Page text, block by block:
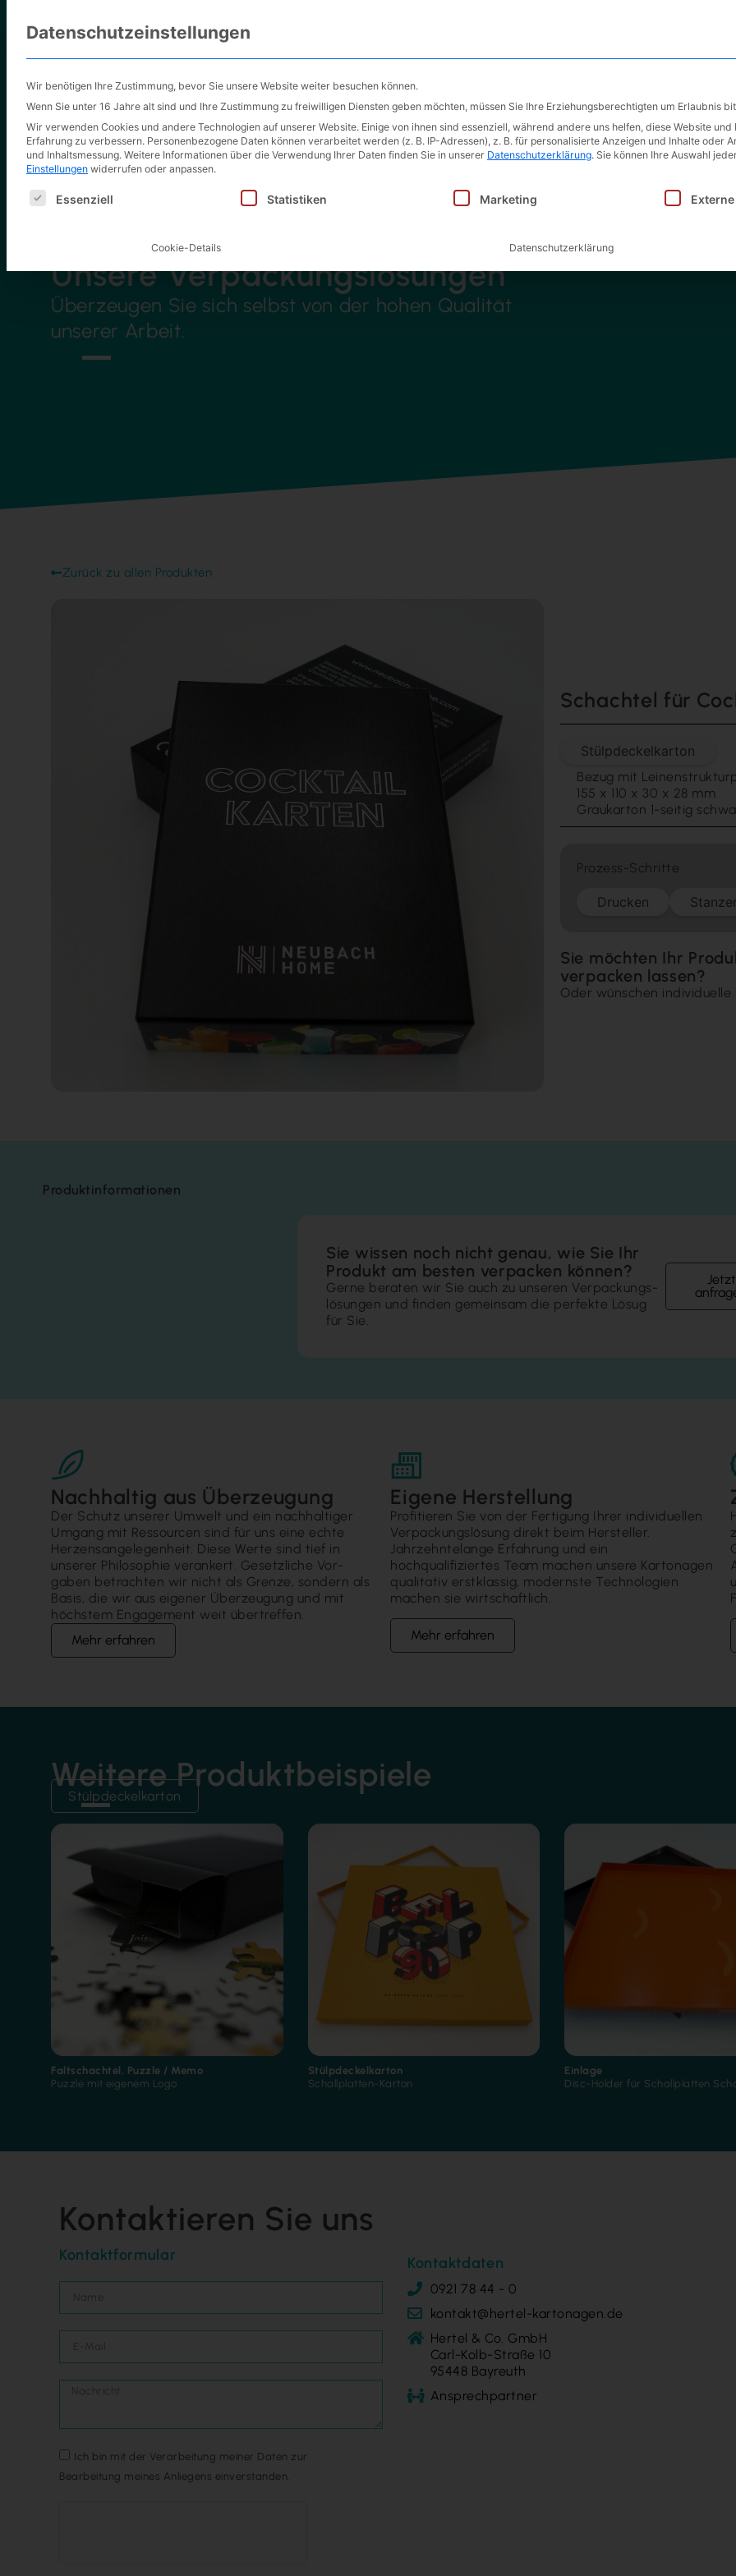
Unsere Verpackungslösungen
Überzeugen Sie sich selbst von der hohen Qualität
unserer Arbeit.
Zurück zu allen Produkten
Schachtel für
Stülpdeckelkarton
Bezug mit
155 x 110 x 30 x 28 mm
Graukarton 1-seitig
Prozess-Schritte
Drucken
Sie möchten Ihr
verpacken lassen?
Oder wünschen individuelle
Produktinformationen
Sie wissen noch nicht genau, wie Sie Ihr
Produkt am besten verpacken können?
Gerne beraten wir Sie auch zu unseren Verpackungs­
lösungen und finden gemeinsam die perfekte Lösug
für Sie.
Jetzt
Nachhaltig aus Überzeugung
Der Schutz unserer Um­welt und ein nach­haltiger
Um­gang mit Ressour­cen sind für uns eine echte
Herzens­ange­legen­heit. Diese Werte sind tief in
unserer Philo­sophie veran­kert. Gesetz­liche Vor­
gaben betrach­ten wir nicht als Grenze, sondern als
Basis, die wir aus eigener Über­zeugung und mit
höchs­tem Engage­ment weit über­treffen.
Mehr erfahren
Eigene Herstellung
Profitieren Sie von der Fertigung Ihrer individuellen
Verpackungslösung direkt beim Hersteller.
Jahrzehntelange Erfahrung und ein
hochqualifiziertes Team machen unsere Kartonagen
qualitativ erstklassig, modernste Technologien
machen sie wirtschaftlich.
Mehr erfahren
Weitere Produktbeispiele
Stülpdeckelkarton
Faltschachtel
Puzzle / Memo
Puzzle mit eigenem Logo
Stülpdeckelkarton
Schallplatten-Karton
Einlage
Disc-Holder für Schallplatten
Kontaktieren Sie uns
Kontaktformular
Ich bin mit der Verarbeitung meiner Daten zur
Bearbeitung meines Anliegens einverstanden.
Kontaktdaten
0921 78 44 - 0
kontakt@hertel-kartonagen.de
Hertel & Co. GmbH
Carl-Kolb-Straße 10
95448 Bayreuth
Ansprechpartner
Datenschutzeinstellungen
Wir benötigen Ihre Zustimmung, bevor Sie unsere Website weiter besuchen können.
Wenn Sie unter 16 Jahre alt sind und Ihre Zustimmung zu freiwilligen Diensten geben möchten, müssen Sie Ihre Erziehungsberechtigten um Erlaubnis
Wir verwenden Cookies und andere Technologien auf unserer Website. Einige von ihnen sind essenziell, während andere uns helfen, diese Website und
Erfahrung zu verbessern. Personenbezogene Daten können verarbeitet werden (z. B. IP-Adressen), z. B. für personalisierte Anzeigen und Inhalte oder
und Inhaltsmessung. Weitere Informationen über die Verwendung Ihrer Daten finden Sie in unserer Datenschutzerklärung. Sie können Ihre Auswahl
Einstellungen widerrufen oder anpassen.
Es folgt eine Liste der Service-Gruppen, für die eine Einwilligung erteilt werden kann. Die erste Service-Gruppe
Essenziell Statistiken Marketing
Cookie-Details Datenschutzerklärung